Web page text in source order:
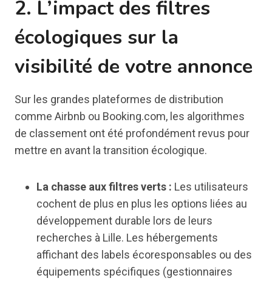
2. L’impact des filtres
écologiques sur la
visibilité de votre annonce
Sur les grandes plateformes de distribution
comme Airbnb ou Booking.com, les algorithmes
de classement ont été profondément revus pour
mettre en avant la transition écologique.
La chasse aux filtres verts : Les utilisateurs
cochent de plus en plus les options liées au
développement durable lors de leurs
recherches à Lille. Les hébergements
affichant des labels écoresponsables ou des
équipements spécifiques (gestionnaires